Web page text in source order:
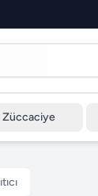
Züccaciye